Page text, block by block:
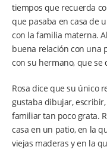
tiempos que recuerda
que pasaba en casa de
con la familia materna.
buena relación con una
con su hermano, que se
Rosa dice que su único
gustaba dibujar,
familiar tan poco grata.
casa en un patio, en la
viejas maderas y en la